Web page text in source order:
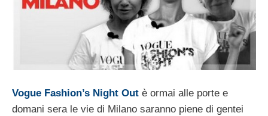
Vogue Fashion’s Night Out è ormai alle porte e
domani sera le vie di Milano saranno piene di gentei